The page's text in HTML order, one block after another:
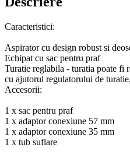
Caracteristici:
Aspirator cu design robust si
Echipat cu sac pentru praf
Turatie reglabila - turatia poate fi
cu ajutorul regulatorului de
Accesorii:
1 x sac pentru praf
1 x adaptor conexiune 57 mm
1 x adaptor conexiune 35 mm
1 x tub suflare